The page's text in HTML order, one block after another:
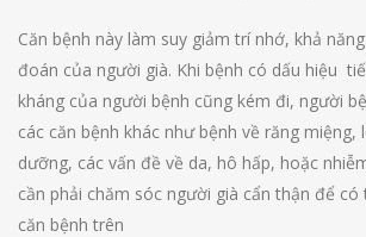
Căn bệnh này làm suy giảm trí nhớ, khả
đoán của người già. Khi bệnh có dấu hiệu
kháng của người bệnh cũng kém đi, người
các căn bệnh khác như bệnh về răng miệng,
dưỡng, các vấn đề về da, hô hấp, hoặc
cần phải chăm sóc người già cẩn thận để có
căn bệnh trên